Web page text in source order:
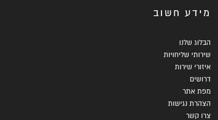
מידע חשוב
הבלוג שלנו
שירותי שליחויות
איזורי שירות
דרושים
מפת אתר
הצהרת נגישות
צרו קשר